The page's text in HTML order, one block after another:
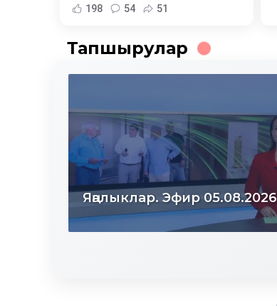
198 54 51
Тапшырулар
Яңалыклар. Эфир 05.08.2026